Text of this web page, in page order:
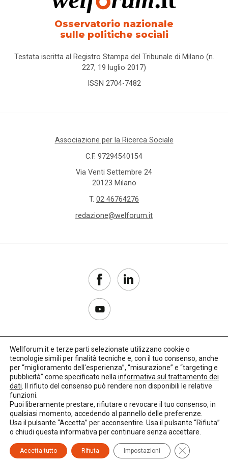
Osservatorio nazionale
sulle politiche sociali
Testata iscritta al Registro Stampa del Tribunale di Milano (n.
227, 19 luglio 2017)
ISSN 2704-7482
Associazione per la Ricerca Sociale
C.F. 97294540154
Via Venti Settembre 24
20123 Milano
T. 02 46764276
redazione@welforum.it
Copyright 2017–2026
Privacy Policy
Credits: LO Studio
Wellforum.it e terze parti selezionate utilizzano cookie o
tecnologie simili per finalità tecniche e, con il tuo consenso, anche
per “miglioramento dell'esperienza”, “misurazione” e “targeting e
pubblicità” come specificato nella informativa sul trattamento dei
dati . Il rifiuto del consenso può rendere non disponibili le relative
funzioni.
Puoi liberamente prestare, rifiutare o revocare il tuo consenso, in
qualsiasi momento, accedendo al pannello delle preferenze.
Usa il pulsante “Accetta” per acconsentire. Usa il pulsante “Rifiuta”
o chiudi questa informativa per continuare senza accettare.
Accetta tutto Rifiuta Impostazioni Close GDPR